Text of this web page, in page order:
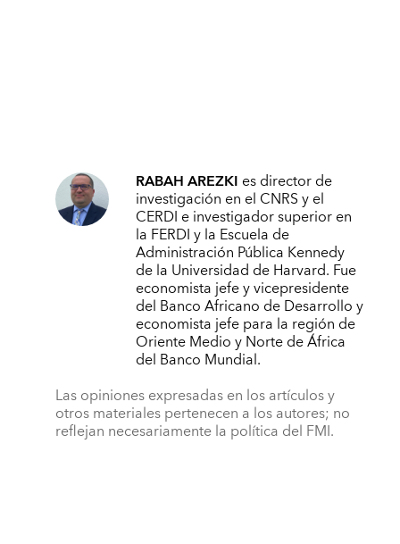
RABAH AREZKI es director de
investigación en el CNRS y el
CERDI e investigador superior en
la FERDI y la Escuela de
Administración Pública Kennedy
de la Universidad de Harvard. Fue
economista jefe y vicepresidente
del Banco Africano de Desarrollo y
economista jefe para la región de
Oriente Medio y Norte de África
del Banco Mundial.
Las opiniones expresadas en los artículos y
otros materiales pertenecen a los autores; no
reflejan necesariamente la política del FMI.